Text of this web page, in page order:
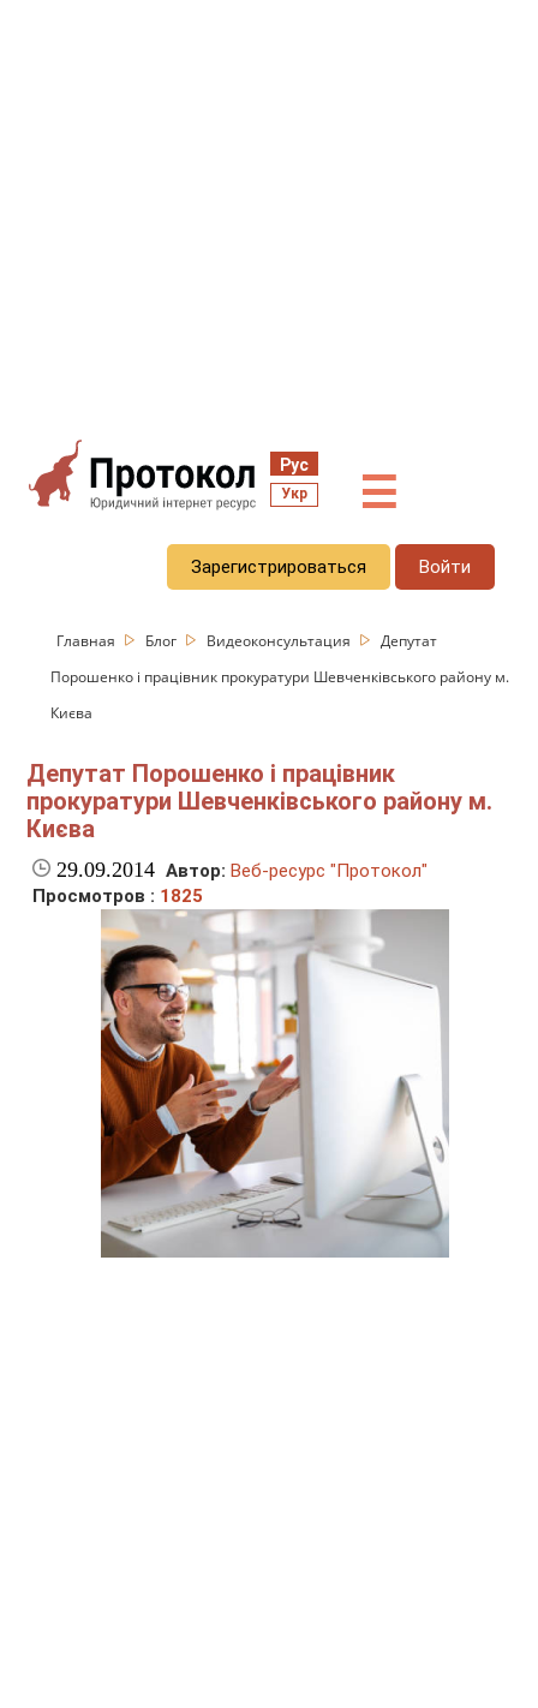
Рус
Укр ☰
Зарегистрироваться Войти
Главная Блог Видеоконсультация
Депутат
Порошенко і працівник прокуратури Шевченківського району м.
Києва
Депутат Порошенко і працівник
прокуратури Шевченківського району м.
Києва
29.09.2014 Автор: Веб-ресурс "Протокол"
Просмотров : 1825